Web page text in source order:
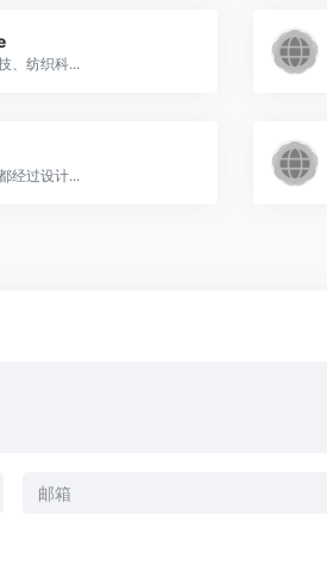
、纺织科...
经过设计...